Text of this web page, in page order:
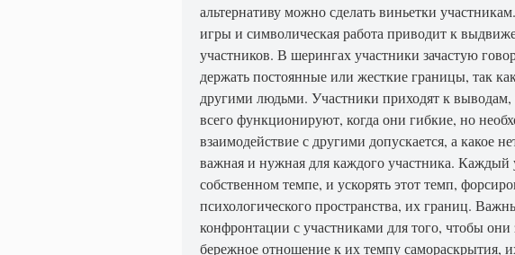
альтернативу можно сделать виньетки
игры и символическая работа приводит к
участников. В шерингах участники зачастую
держать постоянные или жесткие границы, так
другими людьми. Участники приходят к
всего функционируют, когда они гибкие, но
взаимодействие с другими допускается, а какое
важная и нужная для каждого участника. Каждый
собственном темпе, и ускорять этот темп,
психологического пространства, их границ.
конфронтации с участниками для того, чтобы
бережное отношение к их темпу самораскрытия,